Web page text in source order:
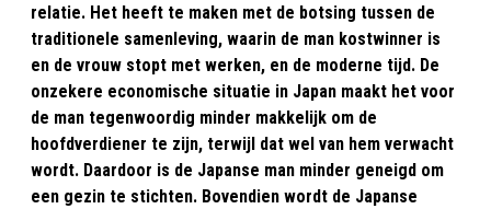
relatie. Het heeft te maken met de botsing tussen de
traditionele samenleving, waarin de man kostwinner is
en de vrouw stopt met werken, en de moderne tijd. De
onzekere economische situatie in Japan maakt het voor
de man tegenwoordig minder makkelijk om de
hoofdverdiener te zijn, terwijl dat wel van hem verwacht
wordt. Daardoor is de Japanse man minder geneigd om
een gezin te stichten. Bovendien wordt de Japanse